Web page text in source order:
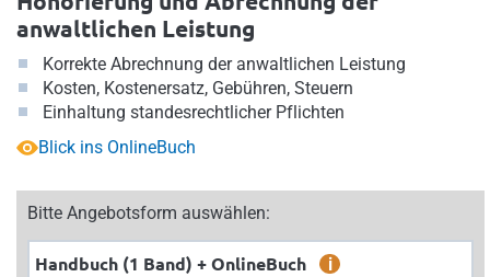
anwaltlichen Leistung
Korrekte Abrechnung der anwaltlichen Leistung
Kosten, Kostenersatz, Gebühren, Steuern
Einhaltung standesrechtlicher Pflichten
Blick ins OnlineBuch
Bitte Angebotsform auswählen:
Handbuch (1 Band) + OnlineBuch
i